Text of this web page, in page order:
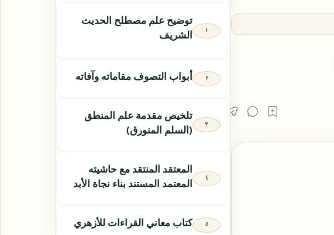
توضيح علم مصطلح الحديث
الشريف
أبواب التصوف مقاماته وآفاته
تلخيص مقدمة علم المنطق
(السلم المنورق)
المعتقد المنتقد مع حاشيته
المعتمد المستند بناء نجاة الأبد
كتاب معاني القراءات للأزهري